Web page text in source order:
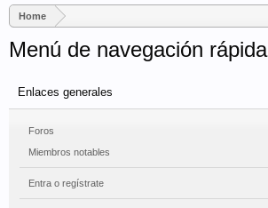
Home
Menú de navegación rápida
Enlaces generales
Foros
Miembros notables
Entra o regístrate